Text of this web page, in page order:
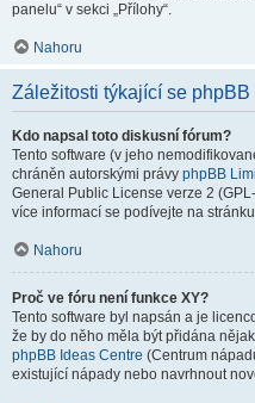
panelu“ v sekci „Přílohy“.
Nahoru
Záležitosti týkající se phpBB
Kdo napsal toto diskusní fórum?
Tento software (v jeho
chráněn autorskými právy phpBB
General Public License verze 2
více informací se podívejte na stránku
Nahoru
Proč ve fóru není funkce XY?
Tento software byl napsán a je
že by do něho měla být přidána
phpBB Ideas Centre (Centrum
existující nápady nebo navrhnout